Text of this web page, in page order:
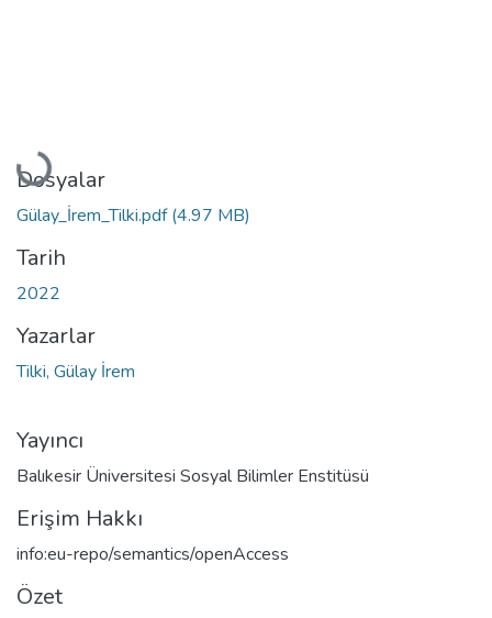
Yükleniyor...
Dosyalar
Gülay_İrem_Tilki.pdf(4.97 MB)
Tarih
2022
Yazarlar
Tilki, Gülay İrem
Yayıncı
Balıkesir Üniversitesi Sosyal Bilimler Enstitüsü
Erişim Hakkı
info:eu-repo/semantics/openAccess
Özet